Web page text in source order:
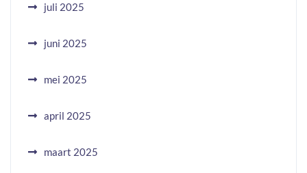
juli 2025
juni 2025
mei 2025
april 2025
maart 2025